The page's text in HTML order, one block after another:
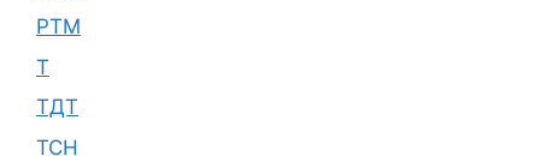
РТМ
Т
ТДТ
ТСН